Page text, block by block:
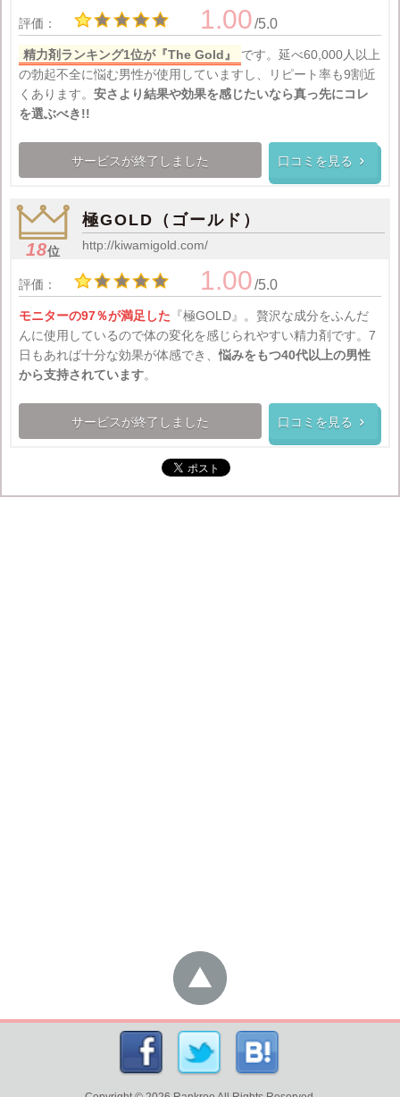
評価： 1.00/5.0
精力剤ランキング1位が『The Gold』
です。延べ60,000人以上
の勃起不全に悩む男性が使用していますし、リピート率も9割近
くあります。安さより結果や効果を感じたいなら真っ先にコレ
を選ぶべき!!
サービスが終了しました 口コミを見る 
18位
極GOLD（ゴールド）
http://kiwamigold.com/
評価： 1.00/5.0
モニターの97％が満足した 『極GOLD』。贅沢な成分をふんだ
んに使用しているので体の変化を感じられやすい精力剤です。7
日もあれば十分な効果が体感でき、悩みをもつ40代以上の男性
から支持されています。
サービスが終了しました 口コミを見る 